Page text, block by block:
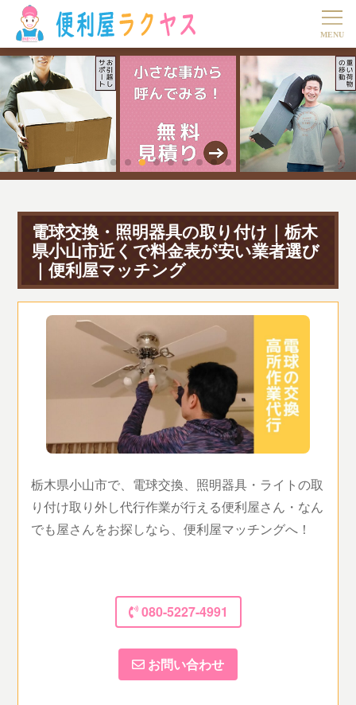
電球交換・照明器具の取り付け｜栃木
県小山市近くで料金表が安い業者選び
｜便利屋マッチング
栃木県小山市で、電球交換、照明器具・ライトの取
り付け取り外し代行作業が行える便利屋さん・なん
でも屋さんをお探しなら、便利屋マッチングへ！
080-5227-4991
お問い合わせ